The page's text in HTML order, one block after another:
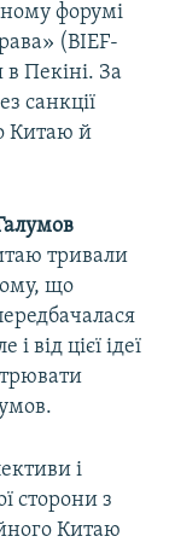
форумі
(BIEF-
в Пекіні. За
санкції
Китаю й
тривали
що
від цієї ідеї
і
сторони з
Китаю